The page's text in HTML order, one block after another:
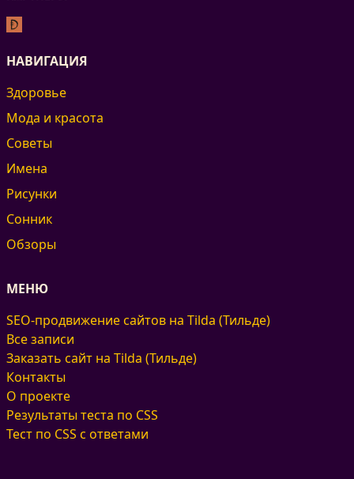
НАВИГАЦИЯ
Здоровье
Мода и красота
Советы
Имена
Рисунки
Сонник
Обзоры
МЕНЮ
SEO-продвижение сайтов на Tilda (Тильде)
Все записи
Заказать сайт на Tilda (Тильде)
Контакты
О проекте
Результаты теста по CSS
Тест по CSS с ответами